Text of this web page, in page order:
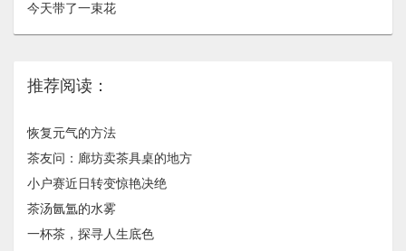
今天带了一束花
推荐阅读：
恢复元气的方法
茶友问：廊坊卖茶具桌的地方
小户赛近日转变惊艳决绝
茶汤氤氲的水雾
一杯茶，探寻人生底色